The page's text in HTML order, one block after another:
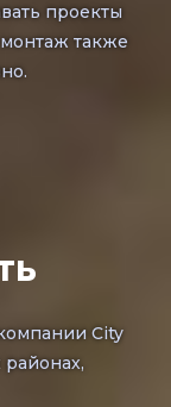
проекты
также
City
районах,